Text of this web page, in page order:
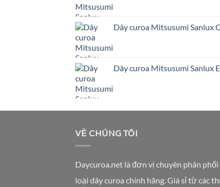
Dây curoa Mitsusumi Sanlux
Dây curoa Mitsusumi Sanlux
VỀ CHÚNG TÔI
Daycuroa.net là đơn vị chuyên phân phối
loại dây curoa chính hãng. Giá sỉ từ các